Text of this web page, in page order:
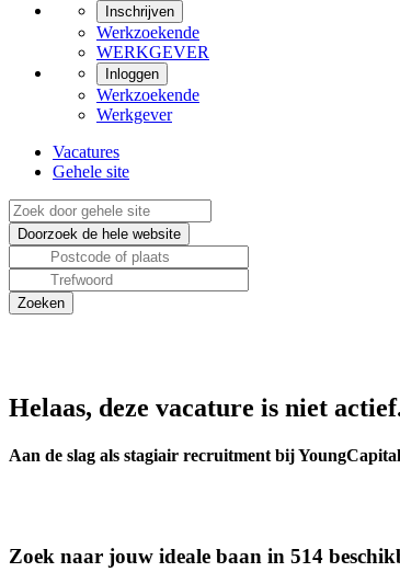
Inschrijven
Werkzoekende
WERKGEVER
Inloggen
Werkzoekende
Werkgever
Vacatures
Gehele site
Helaas, deze vacature is niet
Aan de slag als stagiair recruitment bij
Zoek naar jouw ideale baan in 514